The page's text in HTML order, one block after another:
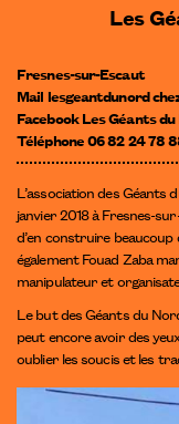
Les
Fresnes-sur-Escaut
Mail lesgeantdunord
Facebook Les Géants
Téléphone 06 82 24 78
L’association des Géants
janvier 2018 à Fresnes-
d’en construire beaucoup
également Fouad Zaba
manipulateur et
Le but des Géants du
peut encore avoir des
oublier les soucis et les